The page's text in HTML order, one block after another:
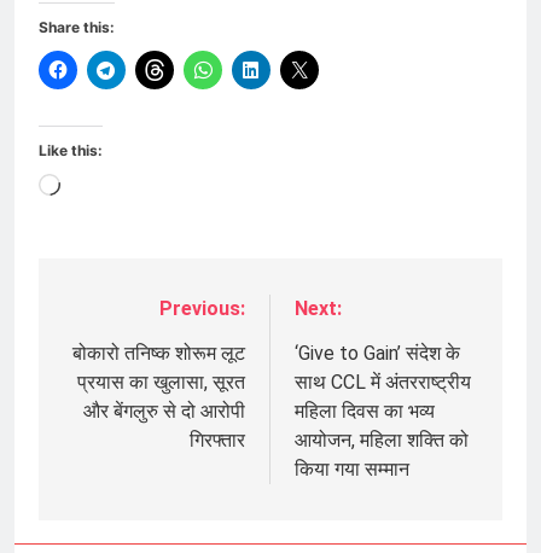
Share this:
Like this:
Loading…
navigation
Previous:
बोकारो तनिष्क शोरूम लूट
प्रयास का खुलासा, सूरत
और बेंगलुरु से दो आरोपी
गिरफ्तार
Next:
‘Give to Gain’ संदेश के
साथ CCL में अंतरराष्ट्रीय
महिला दिवस का भव्य
आयोजन, महिला शक्ति को
किया गया सम्मान